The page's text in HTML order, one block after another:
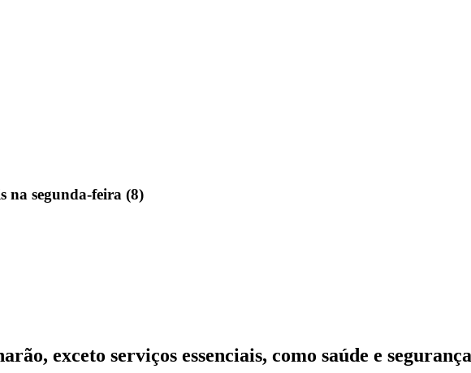
na segunda-feira (8)
exceto serviços essenciais, como saúde e